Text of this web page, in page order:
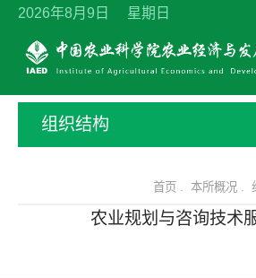
2026年8月9日 星期日
组织结构
首页 . 本所概况 .
农业规划与咨询技术